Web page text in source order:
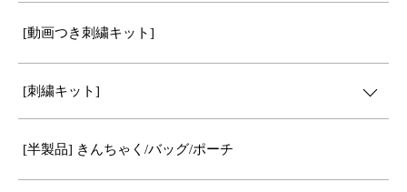
[動画つき刺繍キット]
[刺繍キット]
[半製品] きんちゃく/バッグ/ポーチ